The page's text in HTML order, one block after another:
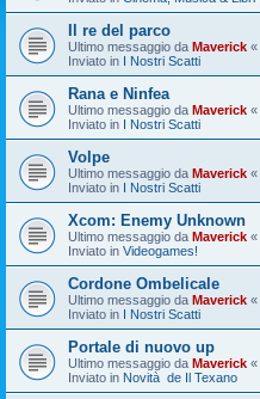
Il re del parco
Ultimo messaggio da Maverick «
Inviato in I Nostri Scatti
Rana e Ninfea
Ultimo messaggio da Maverick «
Inviato in I Nostri Scatti
Volpe
Ultimo messaggio da Maverick «
Inviato in I Nostri Scatti
Xcom: Enemy Unknown
Ultimo messaggio da Maverick «
Inviato in Videogames!
Cordone Ombelicale
Ultimo messaggio da Maverick «
Inviato in I Nostri Scatti
Portale di nuovo up
Ultimo messaggio da Maverick «
Inviato in Novità de Il Texano